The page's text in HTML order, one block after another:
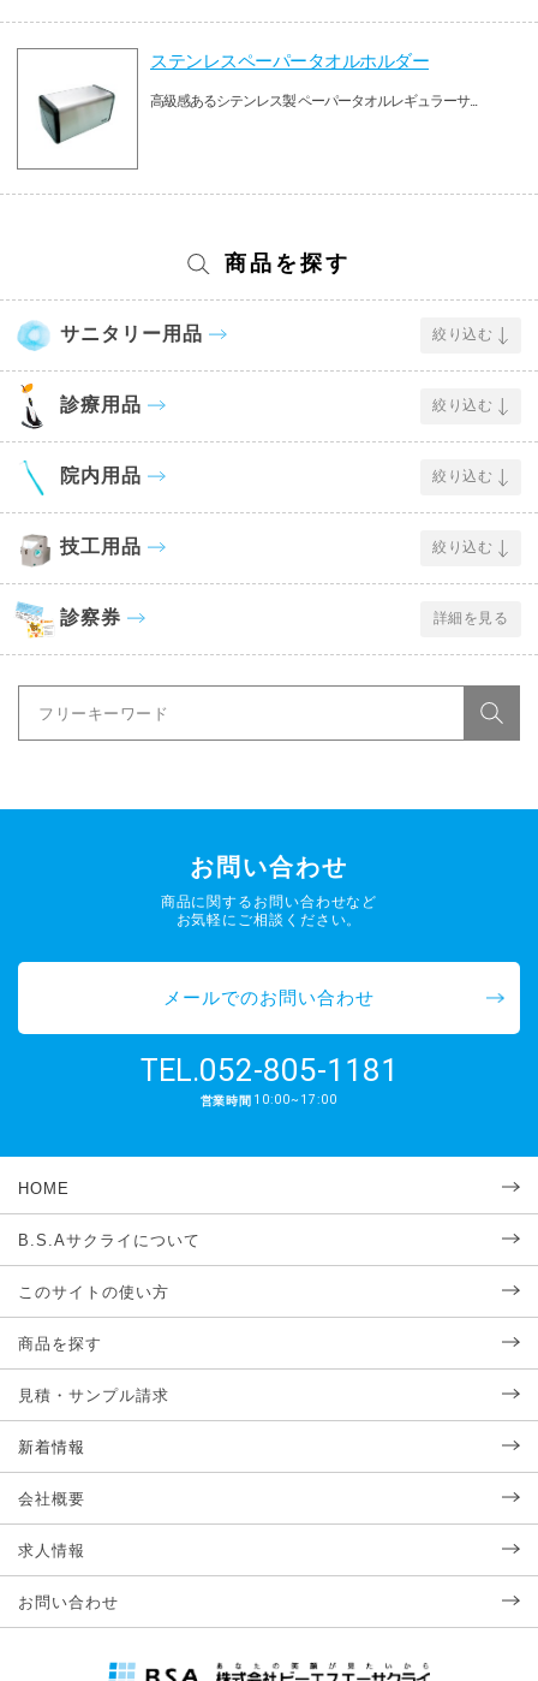
ステンレスペーパータオルホルダー
高級感あるシテンレス製 ペーパータオルレギュラーサ...
商品を探す
サニタリー用品 絞り込む
診療用品 絞り込む
院内用品 絞り込む
技工用品 絞り込む
診察券 詳細を見る
お問い合わせ
商品に関するお問い合わせなど
お気軽にご相談ください。
メールでのお問い合わせ
TEL.052-805-1181
営業時間 10:00~17:00
HOME
B.S.Aサクライについて
このサイトの使い方
商品を探す
見積・サンプル請求
新着情報
会社概要
求人情報
お問い合わせ